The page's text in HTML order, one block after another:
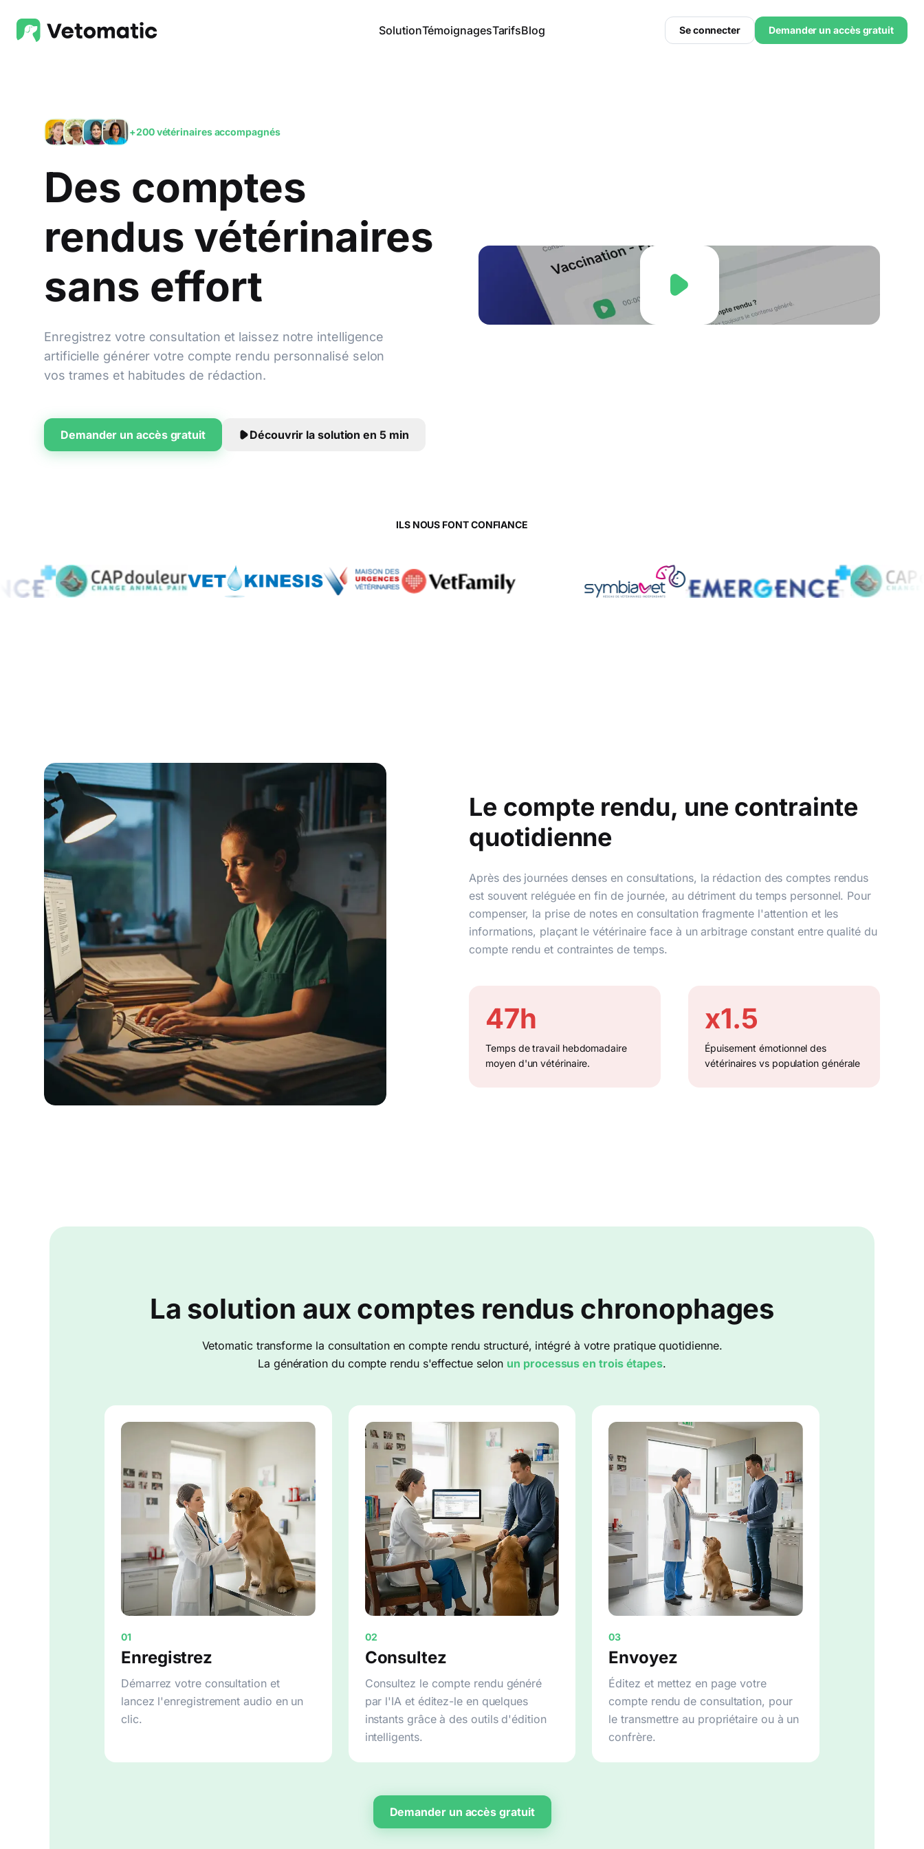
SolutionTémoignagesTarifsBlog Se connecter Demander un accès gratuit
+200 vétérinaires accompagnés
Des comptes
rendus vétérinaires
sans effort
Enregistrez votre consultation et laissez notre intelligence
artificielle générer votre compte rendu personnalisé selon
vos trames et habitudes de rédaction.
Demander un accès gratuit Découvrir la solution en 5 min
ILS NOUS FONT CONFIANCE
Le compte rendu, une contrainte
quotidienne
Après des journées denses en consultations, la rédaction des comptes rendus
est souvent reléguée en fin de journée, au détriment du temps personnel. Pour
compenser, la prise de notes en consultation fragmente l'attention et les
informations, plaçant le vétérinaire face à un arbitrage constant entre qualité du
compte rendu et contraintes de temps.
47h
Temps de travail hebdomadaire
moyen d'un vétérinaire.
x1.5
Épuisement émotionnel des
vétérinaires vs population générale
La solution aux comptes rendus chronophages
Vetomatic transforme la consultation en compte rendu structuré, intégré à votre pratique quotidienne.
La génération du compte rendu s'effectue selon un processus en trois étapes.
01
Enregistrez
Démarrez votre consultation et
lancez l'enregistrement audio en un
clic.
02
Consultez
Consultez le compte rendu généré
par l'IA et éditez-le en quelques
instants grâce à des outils d'édition
intelligents.
03
Envoyez
Éditez et mettez en page votre
compte rendu de consultation, pour
le transmettre au propriétaire ou à un
confrère.
Demander un accès gratuit